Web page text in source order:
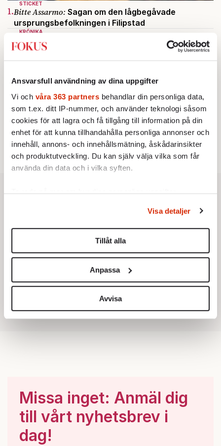
Ansvarsfull användning av dina uppgifter
Vi och våra 363 partners behandlar din personliga data,
som t.ex. ditt IP-nummer, och använder teknologi såsom
cookies för att lagra och få tillgång till information på din
enhet för att kunna tillhandahålla personliga annonser och
innehåll, annons- och innehållsmätning, åskådarinsikter
och produktutveckling. Du kan själv välja vilka som får
använda din data och i vilka syften.
Ta reda på mer om hur dina personliga uppgifter
Du kan ändra eller dra tillbaka ditt samtycke när som
helst från cookie-förklaringen.
Vi använder enhetsidentifierare för att anpassa innehållet
för sociala medier och analysera vår trafik. Vi
vidarebefordrar även sådana identifierare och annan
information från din enhet till de sociala medier och
annons- och analysföretag som vi samarbetar med.
Visa detaljer
Tillåt alla
Anpassa
Avvisa
STICKET
1.Bitte Assarmo: Sagan om den lågbegåvade
ursprungsbefolkningen i Filipstad
KRÖNIKA
2.Sakine Madon:
Efter islamistdådet oroar sig
vänstern för Agnes Wold
STICKET
KRÖNIKA
4.Frans Wachtmeister:Ja, AC är ett hot mot den
franska civilisationen
UTRIKES
5.Därför liknar Putin både tsaren och Stalin
Av: Bengt Jangfeldt
STICKET
6.Christoffer Jonsson:Inte nu igen, Vänsterpartiet!
Missa inget: Anmäl dig
till vårt nyhetsbrev i
dag!